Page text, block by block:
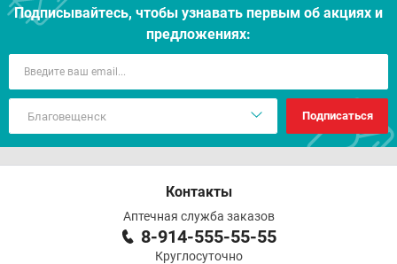
Подписывайтесь, чтобы узнавать первым об акцияx и
предложениях:
Подписаться
Контакты
Аптечная служба заказов
8-914-555-55-55
Круглосуточно